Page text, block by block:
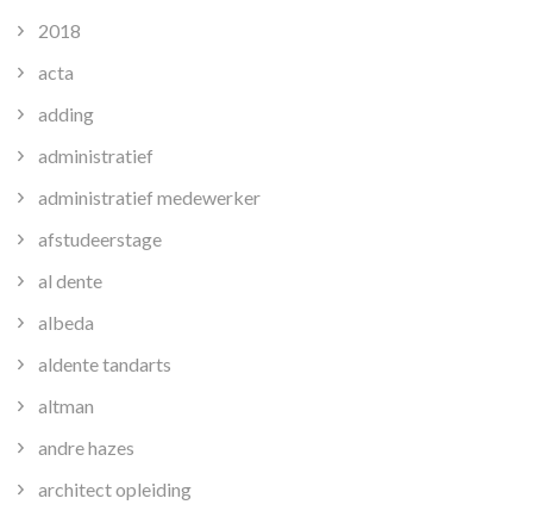
2018
acta
adding
administratief
administratief medewerker
afstudeerstage
al dente
albeda
aldente tandarts
altman
andre hazes
architect opleiding